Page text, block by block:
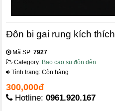
Đôn bi gai rung kích thích
Mã SP:7927
Category: Bao cao su đôn dên
Tình trạng: Còn hàng
300,000đ
Hotline:0961.920.167